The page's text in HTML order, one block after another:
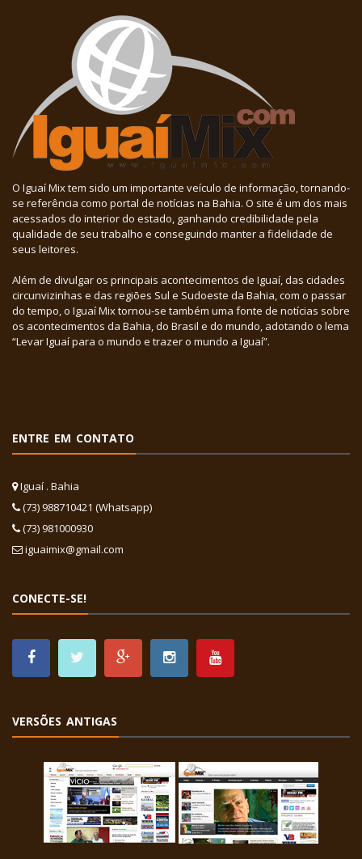
O Iguaí Mix tem sido um importante veículo de informação, tornando-
se referência como portal de notícias na Bahia. O site é um dos mais
acessados do interior do estado, ganhando credibilidade pela
qualidade de seu trabalho e conseguindo manter a fidelidade de
seus leitores.
Além de divulgar os principais acontecimentos de Iguaí, das cidades
circunvizinhas e das regiões Sul e Sudoeste da Bahia, com o passar
do tempo, o Iguaí Mix tornou-se também uma fonte de notícias sobre
os acontecimentos da Bahia, do Brasil e do mundo, adotando o lema
“Levar Iguaí para o mundo e trazer o mundo a Iguaí”.
ENTRE EM CONTATO
Iguaí . Bahia
(73) 988710421 (Whatsapp)
(73) 981000930
iguaimix@gmail.com
CONECTE-SE!
VERSÕES ANTIGAS